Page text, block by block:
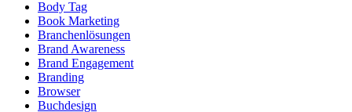
Body Tag
Book Marketing
Branchenlösungen
Brand Awareness
Brand Engagement
Branding
Browser
Buchdesign